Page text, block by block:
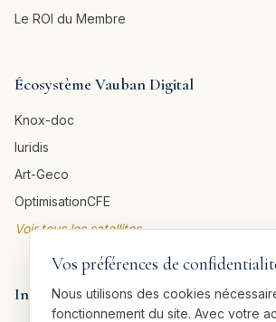
Le ROI du Membre
Écosystème Vauban Digital
Knox-doc
Iuridis
Art-Geco
OptimisationCFE
Voir tous les satellites →
Informations légales
Vos préférences de
Nous utilisons des cookies
fonctionnement du site. Avec votre